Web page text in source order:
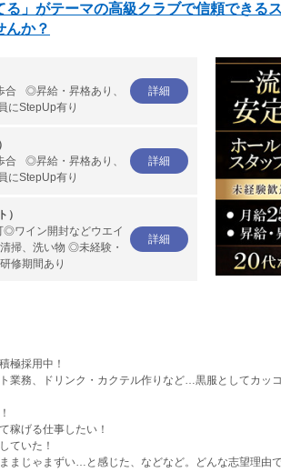
る」がテーマの高級クラブで信頼できる
んか？
合 ◎昇給・昇格あり、
にStepUp有り
詳細
合 ◎昇給・昇格あり、
にStepUp有り
詳細
）
◎ワイン開封などウエイ
掃、洗い物 ◎未経験・
修期間あり
詳細
極採用中！
業務、ドリンク・カクテル作りなど…黒服としてカッ
稼げる仕事したい！
ていた！
まじゃまずい…と感じた、などなど。どんな志望理由で